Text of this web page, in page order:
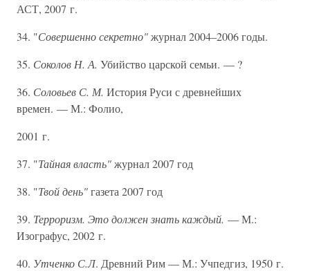
АСТ, 2007 г.
34. "Совершенно секретно"журнал 2004–2006 годы.
35. Соколов Н. А. Убийство царской семьи. — ?
36. Соловьев С. М. История Руси с древнейших
времен. — М.: Фолио,
2001 г.
37. "Тайная власть"журнал 2007 год
38. "Твой день"газета 2007 год
39. Терроризм. Это должен знать каждый. — М.:
Изографус, 2002 г.
40. Утченко С.Л. Древний Рим — М.: Учпедгиз, 1950 г.